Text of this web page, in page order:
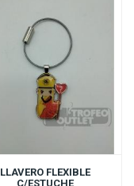
LLAVERO FLEXIBLE
C/ESTUCHE